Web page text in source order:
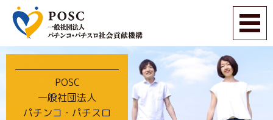
POSC
一般社団法人
パチンコ・パチスロ